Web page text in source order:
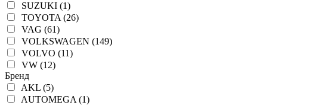
SUZUKI (1)
TOYOTA (26)
VAG (61)
VOLKSWAGEN (149)
VOLVO (11)
VW (12)
Бренд
AKL (5)
AUTOMEGA (1)